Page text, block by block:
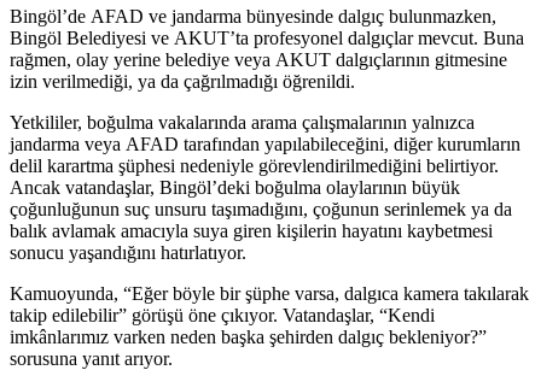
Bingöl’de AFAD ve jandarma bünyesinde dalgıç bulunmazken,
Bingöl Belediyesi ve AKUT’ta profesyonel dalgıçlar mevcut. Buna
rağmen, olay yerine belediye veya AKUT dalgıçlarının gitmesine
izin verilmediği, ya da çağrılmadığı öğrenildi.
Yetkililer, boğulma vakalarında arama çalışmalarının yalnızca
jandarma veya AFAD tarafından yapılabileceğini, diğer kurumların
delil karartma şüphesi nedeniyle görevlendirilmediğini belirtiyor.
Ancak vatandaşlar, Bingöl’deki boğulma olaylarının büyük
çoğunluğunun suç unsuru taşımadığını, çoğunun serinlemek ya da
balık avlamak amacıyla suya giren kişilerin hayatını kaybetmesi
sonucu yaşandığını hatırlatıyor.
Kamuoyunda, “Eğer böyle bir şüphe varsa, dalgıca kamera takılarak
takip edilebilir” görüşü öne çıkıyor. Vatandaşlar, “Kendi
imkânlarımız varken neden başka şehirden dalgıç bekleniyor?”
sorusuna yanıt arıyor.